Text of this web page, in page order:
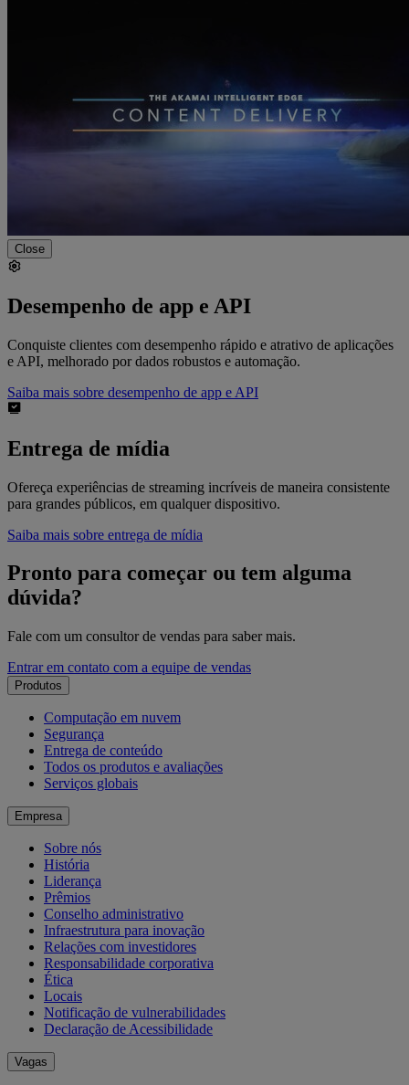
Close
Desempenho de app e API
Conquiste clientes com desempenho rápido e atrativo de aplicações
e API, melhorado por dados robustos e automação.
Saiba mais sobre desempenho de app e API
Entrega de mídia
Ofereça experiências de streaming incríveis de maneira consistente
para grandes públicos, em qualquer dispositivo.
Saiba mais sobre entrega de mídia
Pronto para começar ou tem alguma
dúvida?
Fale com um consultor de vendas para saber mais.
Entrar em contato com a equipe de vendas
Produtos
Computação em nuvem
Segurança
Entrega de conteúdo
Todos os produtos e avaliações
Serviços globais
Empresa
Sobre nós
História
Liderança
Prêmios
Conselho administrativo
Infraestrutura para inovação
Relações com investidores
Responsabilidade corporativa
Ética
Locais
Notificação de vulnerabilidades
Declaração de Acessibilidade
Vagas